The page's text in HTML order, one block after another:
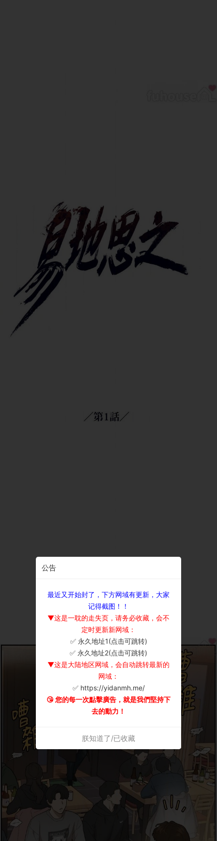
公告
最近又开始封了，下方网域有更新，大家
记得截图！！
▼这是一耽的走失页，请务必收藏，会不
定时更新新网域：
✅ 永久地址1(点击可跳转)
✅ 永久地址2(点击可跳转)
▼这是大陆地区网域，会自动跳转最新的
网域：
✅ https://yidanmh.me/
😘 您的每一次點擊廣告，就是我們堅持下
去的動力！
朕知道了/已收藏